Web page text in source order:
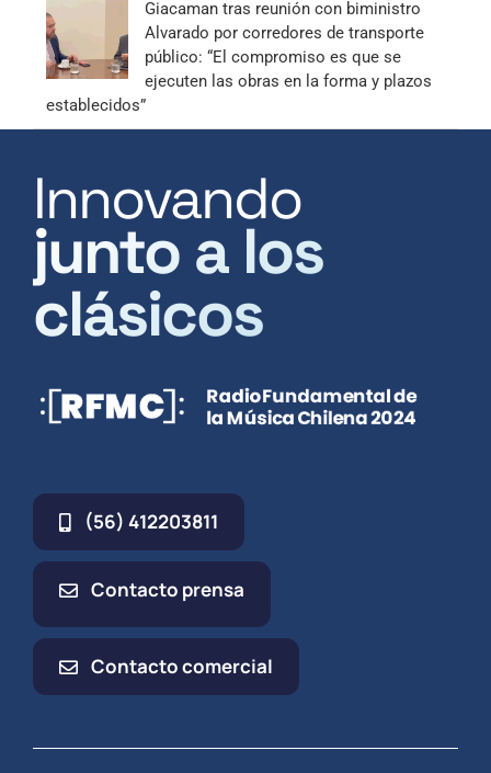
Giacaman tras reunión con biministro
Alvarado por corredores de transporte
público: “El compromiso es que se
ejecuten las obras en la forma y plazos
establecidos”
Innovando
junto a los
clásicos
(56) 412203811
Contacto prensa
Contacto comercial